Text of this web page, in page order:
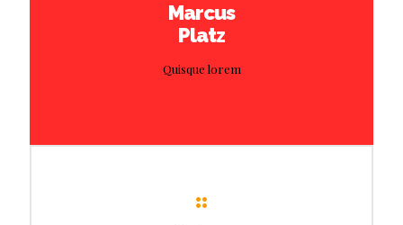
Marcus
Platz
Quisque lorem